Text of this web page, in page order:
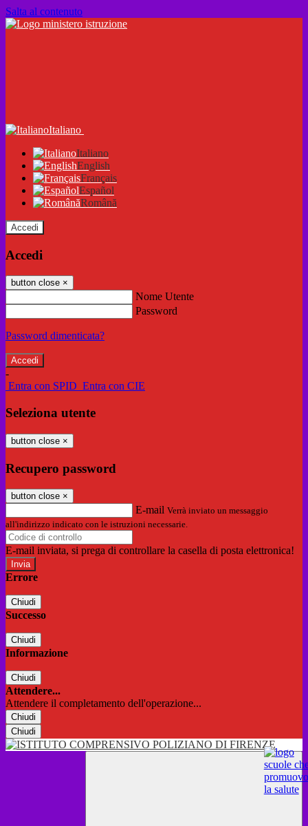
Salta al contenuto
Italiano
Italiano
English
Français
Español
Română
Accedi
Accedi
button close ×
Nome Utente
Password
Password dimenticata?
-
Entra con SPID Entra con CIE
Seleziona utente
button close ×
Recupero password
button close ×
E-mail Verrà inviato un messaggio
all'indirizzo indicato con le istruzioni necessarie.
E-mail inviata, si prega di controllare la casella di posta elettronica!
Errore
Chiudi
Successo
Chiudi
Informazione
Chiudi
Attendere...
Attendere il completamento dell'operazione...
Chiudi
Chiudi